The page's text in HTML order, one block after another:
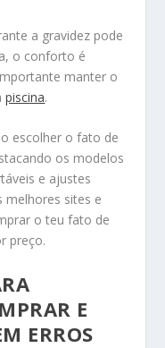
a gravidez pode
o conforto é
manter o
piscina.
escolher o fato de
os modelos
e ajustes
melhores sites e
o teu fato de
preço.
E
ERROS